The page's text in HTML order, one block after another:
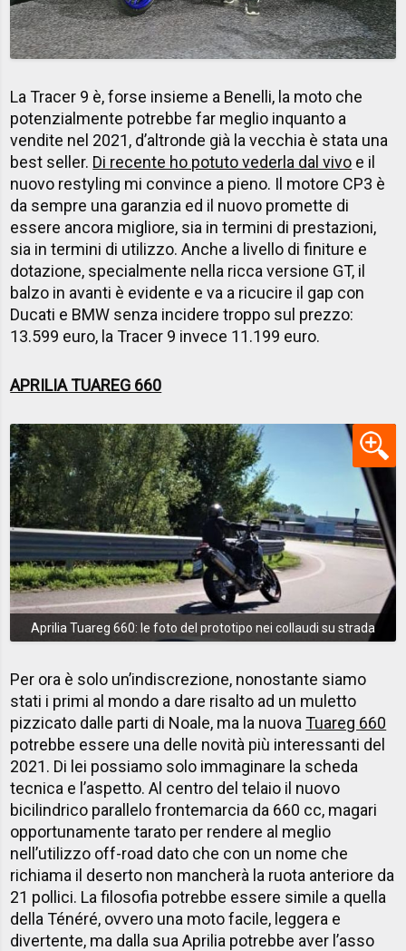
La Tracer 9 è, forse insieme a Benelli, la moto che
potenzialmente potrebbe far meglio inquanto a
vendite nel 2021, d’altronde già la vecchia è stata una
best seller. Di recente ho potuto vederla dal vivo e il
nuovo restyling mi convince a pieno. Il motore CP3 è
da sempre una garanzia ed il nuovo promette di
essere ancora migliore, sia in termini di prestazioni,
sia in termini di utilizzo. Anche a livello di finiture e
dotazione, specialmente nella ricca versione GT, il
balzo in avanti è evidente e va a ricucire il gap con
Ducati e BMW senza incidere troppo sul prezzo:
13.599 euro, la Tracer 9 invece 11.199 euro.
APRILIA TUAREG 660
Aprilia Tuareg 660: le foto del prototipo nei collaudi su strada
Per ora è solo un’indiscrezione, nonostante siamo
stati i primi al mondo a dare risalto ad un muletto
pizzicato dalle parti di Noale, ma la nuovaTuareg 660
potrebbe essere una delle novità più interessanti del
2021. Di lei possiamo solo immaginare la scheda
tecnica e l’aspetto. Al centro del telaio il nuovo
bicilindrico parallelo frontemarcia da 660 cc, magari
opportunamente tarato per rendere al meglio
nell’utilizzo off-road dato che con un nome che
richiama il deserto non mancherà la ruota anteriore da
21 pollici. La filosofia potrebbe essere simile a quella
della Ténéré, ovvero una moto facile, leggera e
divertente, ma dalla sua Aprilia potrebbe aver l’asso